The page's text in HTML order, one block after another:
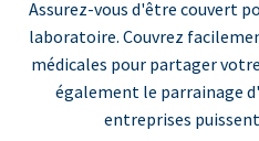
Assurez-vous d'être couvert
laboratoire. Couvrez
médicales pour partager
également le parrainage
entreprises